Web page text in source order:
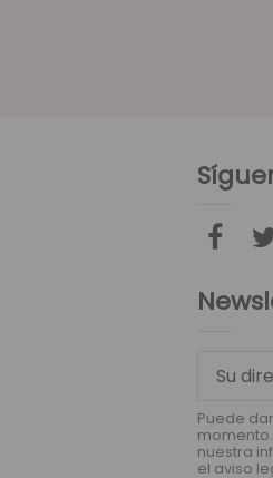
Puede
nuestra
el aviso